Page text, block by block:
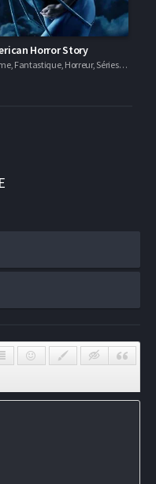
Horror Story
Drame, Fantastique, Horreur, Séries VF